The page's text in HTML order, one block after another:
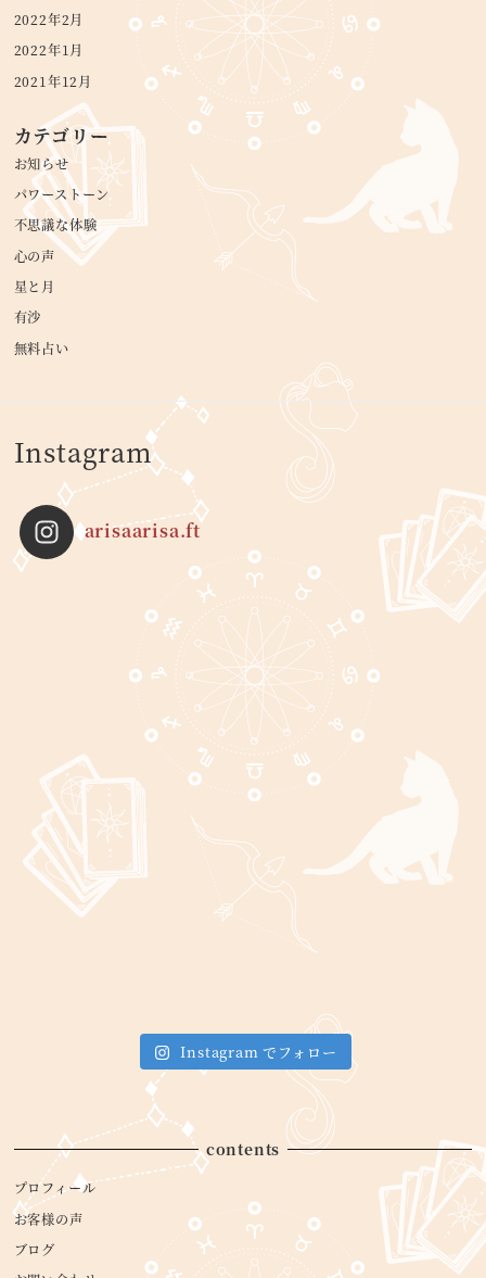
2022年2月
2022年1月
2021年12月
カテゴリー
お知らせ
パワーストーン
不思議な体験
心の声
星と月
有沙
無料占い
Instagram
arisaarisa.ft
Instagram でフォロー
contents
プロフィール
お客様の声
ブログ